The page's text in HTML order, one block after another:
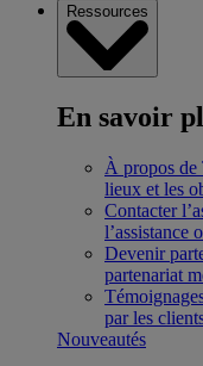
Ressources
En savoir
À propos de
lieux et les
Contacter
l’assistance
Devenir
partenariat
par les
Nouveautés